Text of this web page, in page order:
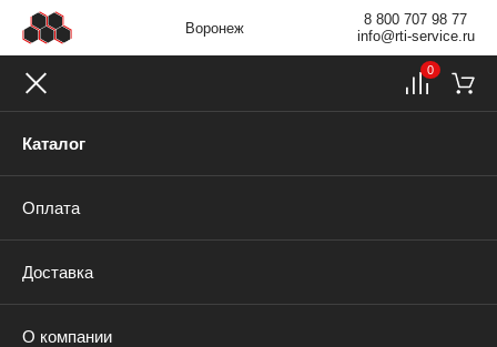
Воронеж
8 800 707 98 77
info@rti-service.ru
Каталог
Оплата
Доставка
О компании
0